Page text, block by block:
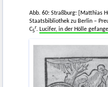
Abb. 60: Straßburg: [Matthias
Staatsbibliothek zu Berlin –
C5
r. Lucifer, in der Hölle